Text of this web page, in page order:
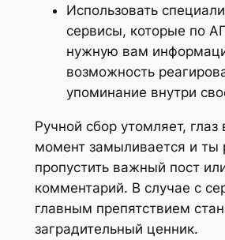
Использовать
сервисы, которые по
нужную вам
возможность
упоминание внутри
Ручной сбор утомляет, глаз
момент замыливается и ты
пропустить важный пост
комментарий. В случае с
главным препятствием
заградительный ценник.